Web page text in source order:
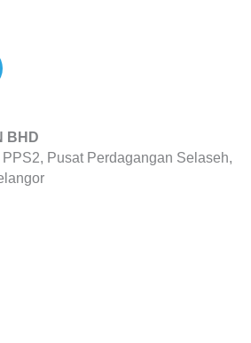
BHD
Pusat Perdagangan Selaseh,